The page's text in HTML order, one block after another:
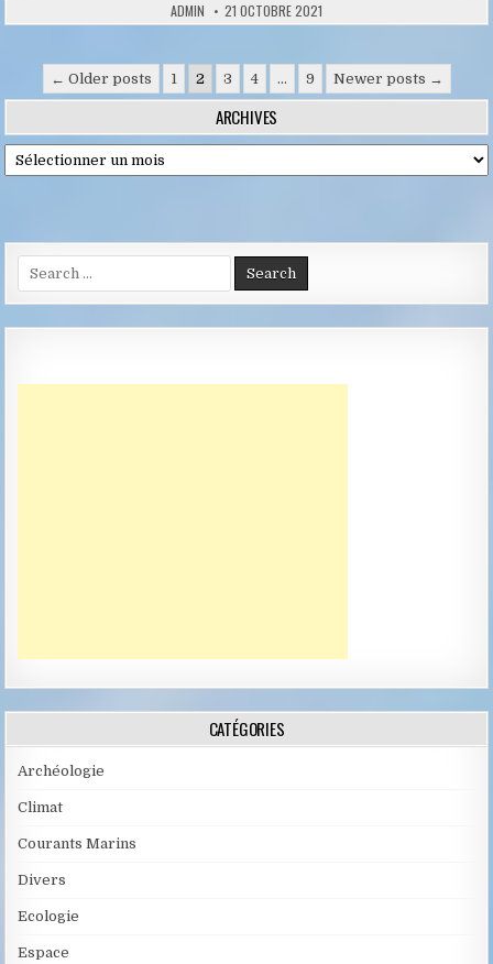
ADMIN 21 OCTOBRE 2021
Pagination
des
publications
← Older posts 1 2 3 4 … 9 Newer posts →
ARCHIVES
Archives
Search
for:
CATÉGORIES
Archéologie
Climat
Courants Marins
Divers
Ecologie
Espace